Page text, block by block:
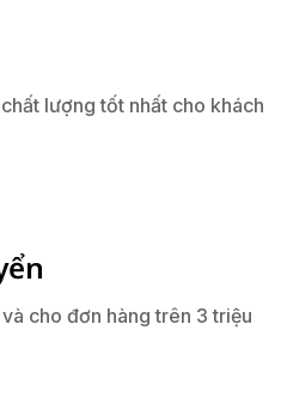
lượng tốt nhất cho khách
cho đơn hàng trên 3 triệu